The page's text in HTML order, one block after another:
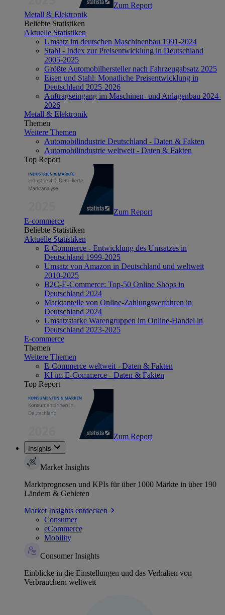
Zum Report
Metall & Elektronik
Beliebte Statistiken
Aktuelle Statistiken
Umsatz im deutschen Maschinenbau 1991-2024
Stahl - Index zur Preisentwicklung in Deutschland
2005-2025
Größte Automobilhersteller nach Fahrzeugabsatz 2025
Eisen und Stahl: Monatliche Preisentwicklung in
Deutschland 2025-2026
Auftragseingang im Maschinen- und Anlagenbau 2024-
2026
Metall & Elektronik
Themen
Weitere Themen
Automobilindustrie Deutschland - Daten & Fakten
Automobilindustrie weltweit - Daten & Fakten
Top Report
Zum Report
E-commerce
Beliebte Statistiken
Aktuelle Statistiken
E-Commerce - Entwicklung des Umsatzes in
Deutschland 1999-2025
Umsatz von Amazon in Deutschland und weltweit
2010-2025
B2C-E-Commerce: Top-50 Online Shops in
Deutschland 2024
Marktanteile von Online-Zahlungsverfahren in
Deutschland 2024
Umsatzstarke Warengruppen im Online-Handel in
Deutschland 2023-2025
E-commerce
Themen
Weitere Themen
E-Commerce weltweit - Daten & Fakten
KI im E-Commerce - Daten & Fakten
Top Report
Zum Report
Insights
Market Insights
Marktprognosen und KPIs für über 1000 Märkte in über 190
Ländern & Gebieten
Market Insights entdecken
Consumer
eCommerce
Mobility
Consumer Insights
Einblicke in die Einstellungen und das Verhalten von
Verbrauchern weltweit